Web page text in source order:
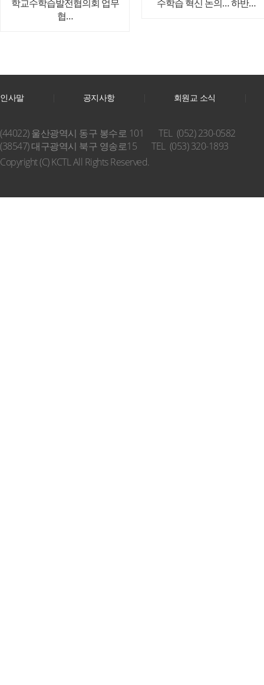
학교수학습발전협의회 업무
협…
수학습 혁신 논의… 하반…
인사말 공지사항 회원교 소식
(44022) 울산광역시 동구 봉수로 101
TEL (052) 230-0582
(38547) 대구광역시 북구 영송로15
TEL (053) 320-1893
Copyright (C) KCTL All Rights Reserved.